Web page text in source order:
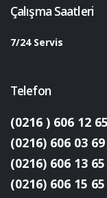
Çalışma Saatleri
7/24 Servis
Telefon
(0216 ) 606 12 65
(0216) 606 03 69
(0216) 606 13 65
(0216) 606 15 65